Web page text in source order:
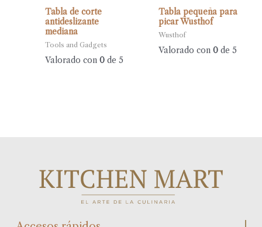
Tabla de corte
antideslizante
mediana
Tools and Gadgets
Valorado con0 de 5
Tabla pequeña para
picar Wusthof
Wusthof
Valorado con 0de 5